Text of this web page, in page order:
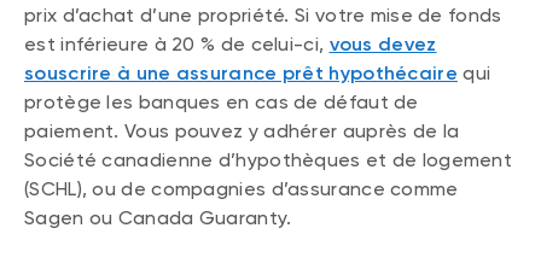
prix d’achat d’une propriété. Si votre mise de fonds
est inférieure à 20 % de celui-ci, vous devez
souscrire à une assurance prêt hypothécaire qui
protège les banques en cas de défaut de
paiement. Vous pouvez y adhérer auprès de la
Société canadienne d’hypothèques et de logement
(SCHL), ou de compagnies d’assurance comme
Sagen ou Canada Guaranty.